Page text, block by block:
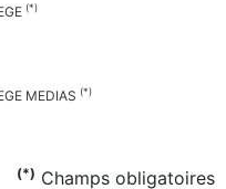
(*)
MEDIAS (*)
(*) Champs obligatoires